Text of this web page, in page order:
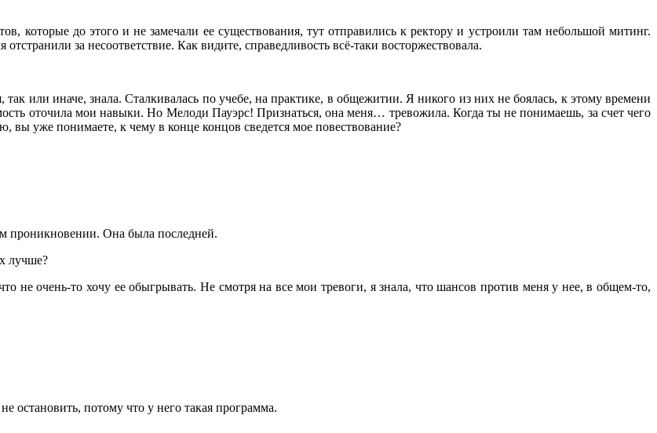
которые до этого и не замечали ее существования, тут отправились к ректору и устроили там небольшой митинг.
за несоответствие. Как видите, справедливость всё-таки восторжествовала.
или иначе, знала. Сталкивалась по учебе, на практике, в общежитии. Я никого из них не боялась, к этому времени
оточила мои навыки. Но Мелоди Пауэрс! Признаться, она меня… тревожила. Когда ты не понимаешь, за счет чего
вы уже понимаете, к чему в конце концов сведется мое повествование?
Она была последней.
лучше?
не очень-то хочу ее обыгрывать. Не смотря на все мои тревоги, я знала, что шансов против меня у нее, в общем-то,
потому что у него такая программа.